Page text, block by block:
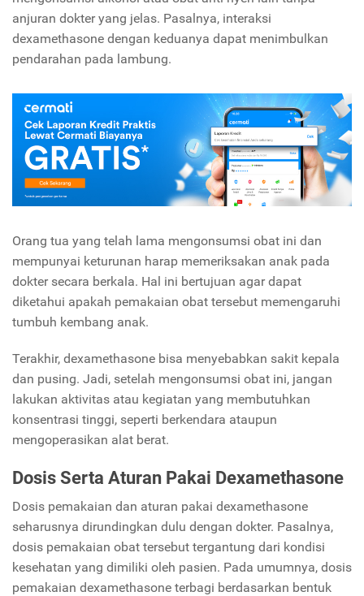
anjuran dokter yang jelas. Pasalnya, interaksi
dexamethasone dengan keduanya dapat menimbulkan
pendarahan pada lambung.
Orang tua yang telah lama mengonsumsi obat ini dan
mempunyai keturunan harap memeriksakan anak pada
dokter secara berkala. Hal ini bertujuan agar dapat
diketahui apakah pemakaian obat tersebut memengaruhi
tumbuh kembang anak.
Terakhir, dexamethasone bisa menyebabkan sakit kepala
dan pusing. Jadi, setelah mengonsumsi obat ini, jangan
lakukan aktivitas atau kegiatan yang membutuhkan
konsentrasi tinggi, seperti berkendara ataupun
mengoperasikan alat berat.
Dosis Serta Aturan Pakai Dexamethasone
Dosis pemakaian dan aturan pakai dexamethasone
seharusnya dirundingkan dulu dengan dokter. Pasalnya,
dosis pemakaian obat tersebut tergantung dari kondisi
kesehatan yang dimiliki oleh pasien. Pada umumnya, dosis
pemakaian dexamethasone terbagi berdasarkan bentuk